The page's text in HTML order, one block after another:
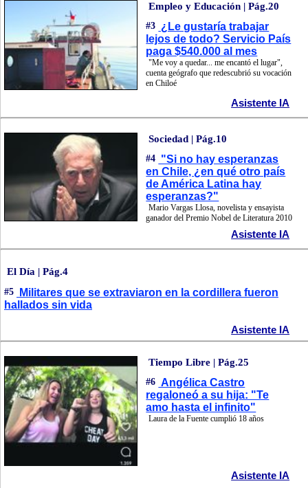
Empleo y Educación | Pág.20
#3 ¿Le gustaría trabajar
lejos de todo? Servicio País
paga $540.000 al mes
"Me voy a quedar... me encantó el lugar",
cuenta geógrafo que redescubrió su vocación
en Chiloé
Asistente IA
Sociedad | Pág.10
#4 "Si no hay esperanzas
en Chile, ¿en qué otro país
de América Latina hay
esperanzas?"
Mario Vargas Llosa, novelista y ensayista
ganador del Premio Nobel de Literatura 2010
Asistente IA
El Día | Pág.4
#5
Militares que se extraviaron en la cordillera fueron
hallados sin vida
Asistente IA
Tiempo Libre | Pág.25
#6 Angélica Castro
regaloneó a su hija: "Te
amo hasta el infinito"
Laura de la Fuente cumplió 18 años
Asistente IA